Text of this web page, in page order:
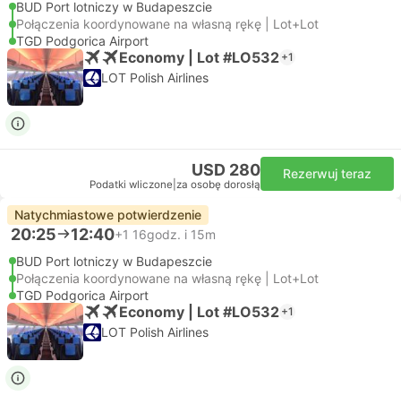
BUD Port lotniczy w Budapeszcie
Połączenia koordynowane na własną rękę | Lot+Lot
TGD Podgorica Airport
Economy | Lot #LO532 +1
LOT Polish Airlines
USD 280
Podatki wliczone za osobę dorosłą
Rezerwuj teraz
Natychmiastowe potwierdzenie
20:25 12:40+1 16godz. i 15m
BUD Port lotniczy w Budapeszcie
Połączenia koordynowane na własną rękę | Lot+Lot
TGD Podgorica Airport
Economy | Lot #LO532 +1
LOT Polish Airlines